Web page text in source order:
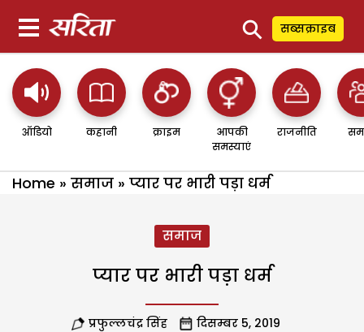
⚲ सब्सक्राइब
ऑडियो कहानी क्राइम
आपकी
समस्याएं
राजनीति
Home » समाज » प्यार पर भारी पड़ा धर्म
समाज
प्यार पर भारी पड़ा धर्म
प्रफुल्लचंद्र सिंह दिसम्बर 5, 2019